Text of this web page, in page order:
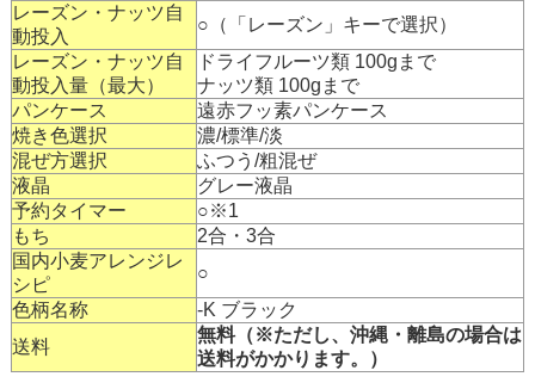
レーズン・ナッツ自
動投入
○（「レーズン」キーで選択）
レーズン・ナッツ自
動投入量（最大）
ドライフルーツ類 100gまで
ナッツ類 100gまで
パンケース
遠赤フッ素パンケース
焼き色選択
濃/標準/淡
混ぜ方選択
ふつう/粗混ぜ
液晶
グレー液晶
予約タイマー
○※1
もち
2合・3合
国内小麦アレンジレ
シピ
○
色柄名称
-K ブラック
送料
無料（※ただし、沖縄・離島の場合は
送料がかかります。）